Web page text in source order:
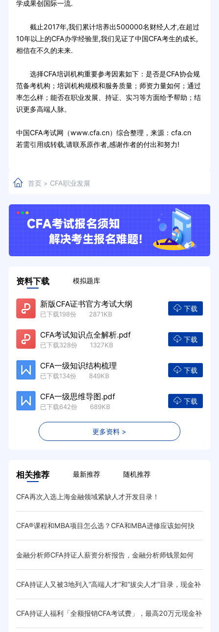
学成果创国际一流.
截止2017年,我们累计培养出500000名财经人才,在超过
10年以上的CFA办学经验里,我们见证了中国CFA考生的成长,
相信在不久的未来.
选择CFA培训机构重要参考因素如下：是否是CFA协会规
范备考机构；培训机构规模和服务质量；师资力量如何；通过
率怎么样；能否在职业发展、持证、实习等方面给予帮助；结
识更多高端人脉。
中国CFA考试网（www.cfa.cn）综合整理，来源：cfa.cn
若需引用或转载,请联系原作者,感谢作者的付出和努力!
首页> CFA职业发展
资料下载 模拟题库
新版CFA证书官方考试大纲
已下载198份 2871KB
下载
CFA考试知识点全解析.pdf
已下载328份 1327KB
下载
CFA一级知识结构梳理
已下载134份 849KB
下载
CFA一级思维导图.pdf
已下载642份 689KB
下载
更多资料 >
相关推荐 最新推荐 随机推荐
CFA再次入选上海金融领域紧缺人才开发目录！
CFA®课程和MBA项目怎么选？CFA和MBA进修应该如何抉
择？
金融分析师CFA持证人薪资分析报告，金融分析师钱景如何
CFA持证人又被3地列入“高端人才”和“拔尖人才”目录，现金补
CFA持证人福利「全额报销CFA考试费」，最高20万元现金补